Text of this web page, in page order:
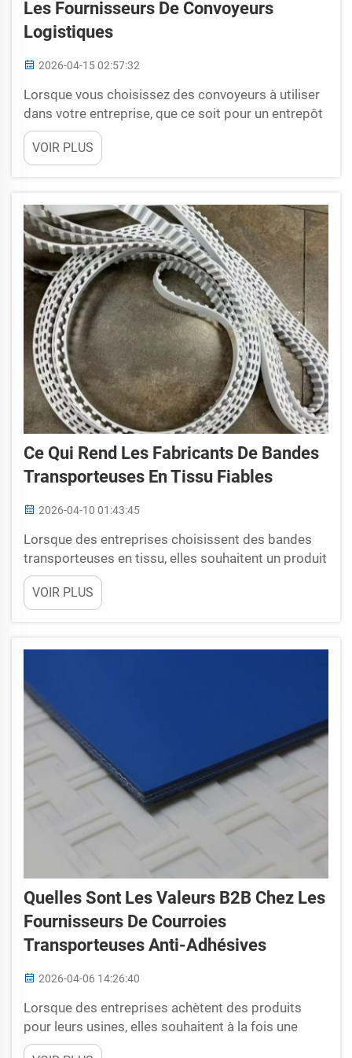
Les Fournisseurs De Convoyeurs
Logistiques
2026-04-15 02:57:32
Lorsque vous choisissez des convoyeurs à utiliser
dans votre entreprise, que ce soit pour un entrepôt
ou une usine, il est extrêmement important de
trouver le meilleur fournisseur. Les convoyeurs sont
des outils pratiques qui permettent d'effectuer le
VOIR PLUS
Ce Qui Rend Les Fabricants De Bandes
Transporteuses En Tissu Fiables
2026-04-10 01:43:45
Lorsque des entreprises choisissent des bandes
transporteuses en tissu, elles souhaitent un produit
rapide et puissant. SHUNNAI garantit que ses
bandes répondent à ces critères. Mais qu'est-ce
qui crée la confiance envers un fabricant de bandes
bandes. Cela concerne la composition de ces
VOIR PLUS
Quelles Sont Les Valeurs B2B Chez Les
Fournisseurs De Courroies
Transporteuses Anti-Adhésives
2026-04-06 14:26:40
Lorsque des entreprises achètent des produits
pour leurs usines, elles souhaitent à la fois une
bonne qualité et un bon service. Cela s'applique